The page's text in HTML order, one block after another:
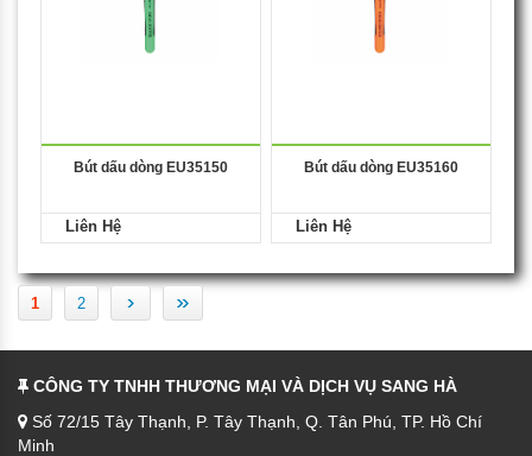
Bút dấu dòng EU35150
Liên Hệ
Bút dấu dòng EU35160
Liên Hệ
1 2 › »
CÔNG TY TNHH THƯƠNG MẠI VÀ DỊCH VỤ SANG HÀ
Số 72/15 Tây Thạnh, P. Tây Thạnh, Q. Tân Phú, TP. Hồ Chí
Minh